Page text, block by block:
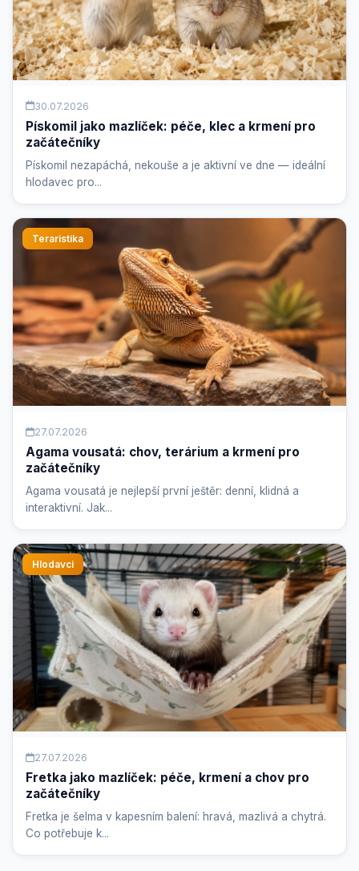
30.07.2026
Pískomil jako mazlíček: péče, klec a krmení pro
začátečníky
Pískomil nezapáchá, nekouše a je aktivní ve dne — ideální
hlodavec pro...
Teraristika
27.07.2026
Agama vousatá: chov, terárium a krmení pro
začátečníky
Agama vousatá je nejlepší první ještěr: denní, klidná a
interaktivní. Jak...
Hlodavci
27.07.2026
Fretka jako mazlíček: péče, krmení a chov pro
začátečníky
Fretka je šelma v kapesním balení: hravá, mazlivá a chytrá.
Co potřebuje k...